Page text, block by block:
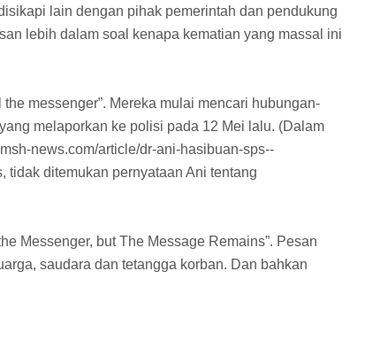
lain dengan pihak pemerintah dan pendukung
lebih dalam soal kenapa kematian yang massal ini
messenger”. Mereka mulai mencari hubungan-
melaporkan ke polisi pada 12 Mei lalu. (Dalam
news.com/article/dr-ani-hasibuan-sps--
tidak ditemukan pernyataan Ani tentang
Messenger, but The Message Remains”. Pesan
saudara dan tetangga korban. Dan bahkan